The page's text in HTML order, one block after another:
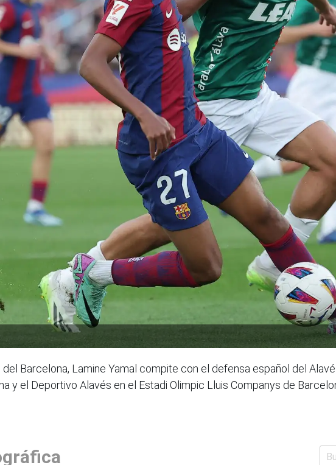
Barcelona, Lamine Yamal compite con el defensa español del
y el Deportivo Alavés en el Estadi Olimpic Lluis Companys de